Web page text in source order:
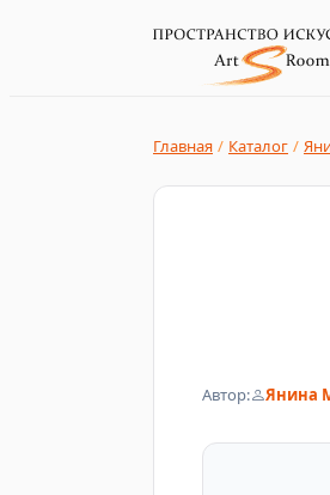
Главная / Каталог /
Автор: Янина